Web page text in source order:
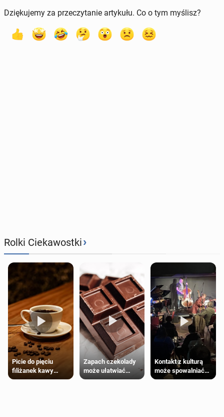
Dziękujemy za przeczytanie artykułu. Co o tym myślisz?
Rolki Ciekawostki›
Picie do pięciu
filiżanek kawy
dziennie jest
Zapach czekolady
może ułatwiać
trening siłowy
Kontakt z kulturą
może spowalniać
starzenie